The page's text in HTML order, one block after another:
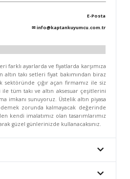
E-Posta
✉info@kaptankuyumcu.com.tr
farklı ayarlarda ve fiyatlarda karşımıza
takı setleri fiyat bakımından biraz
çığır açan firmamız ile siz
ile tüm takı ve altın aksesuar çeşitlerini
imkanı sunuyoruz. Üstelik altın piyasa
zorunda kalmayacak değerinde
kendi imalatımız olan tasarımlarımız
güzel günlerinizde kullanacaksınız.